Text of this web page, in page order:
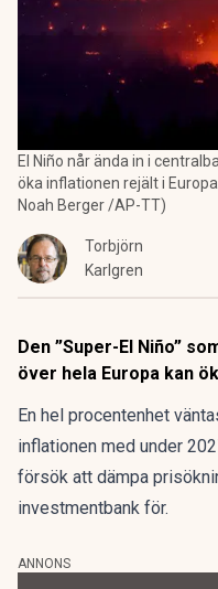
El Niño når ända in i
öka inflationen rejält i
Noah Berger /AP-TT)
Torbjörn
Karlgren
Den ”Super-El Niño”
över hela Europa kan
En hel procentenhet
inflationen med under
försök att dämpa
investmentbank för.
ANNONS